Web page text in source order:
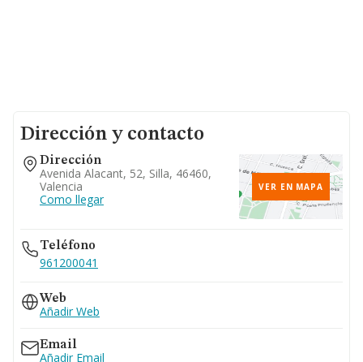
Dirección y contacto
Dirección
Avenida Alacant, 52, Silla, 46460,
Valencia
Como llegar
VER EN MAPA
Teléfono
961200041
Web
Añadir Web
Email
Añadir Email